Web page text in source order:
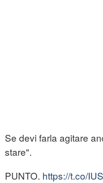
Se devi farla agitare
stare".
PUNTO. https://t.co/